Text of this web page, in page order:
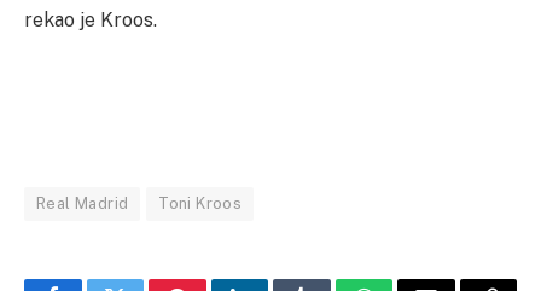
rekao je Kroos.
Real Madrid Toni Kroos